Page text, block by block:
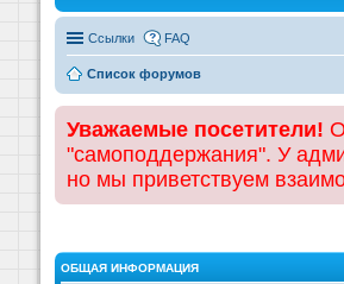
Ссылки FAQ
Список форумов
Уважаемые посетители!
"самоподдержания". У
но мы приветствуем
ОБЩАЯ ИНФОРМАЦИЯ